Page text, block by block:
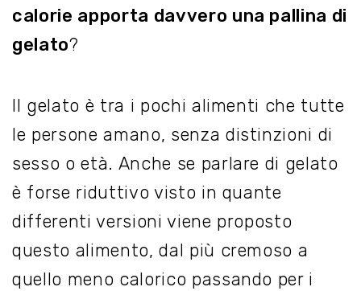
calorie apporta davvero una pallina di
gelato?
Il gelato è tra i pochi alimenti che tutte
le persone amano, senza distinzioni di
sesso o età. Anche se parlare di gelato
è forse riduttivo visto in quante
differenti versioni viene proposto
questo alimento, dal più cremoso a
quello meno calorico passando per i